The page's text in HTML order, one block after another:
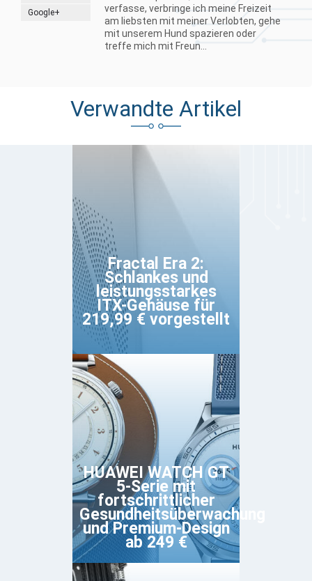
Google+
verfasse, verbringe ich meine Freizeit
am liebsten mit meiner Verlobten, gehe
mit unserem Hund spazieren oder
treffe mich mit Freun...
Verwandte Artikel
Fractal Era 2:
Schlankes und
leistungsstarkes
ITX-Gehäuse für
219,99 € vorgestellt
HUAWEI WATCH GT
5-Serie mit
fortschrittlicher
Gesundheitsüberwachung
und Premium-Design
ab 249 €